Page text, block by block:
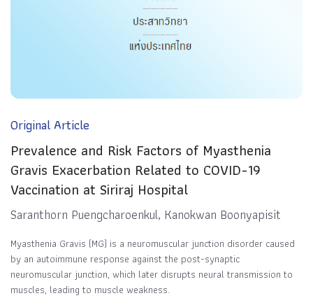
Original Article
Prevalence and Risk Factors of Myasthenia
Gravis Exacerbation Related to COVID-19
Vaccination at Siriraj Hospital
Saranthorn Puengcharoenkul, Kanokwan Boonyapisit
Myasthenia Gravis (MG) is a neuromuscular junction disorder caused
by an autoimmune response against the post-synaptic
neuromuscular junction, which later disrupts neural transmission to
muscles, leading to muscle weakness.